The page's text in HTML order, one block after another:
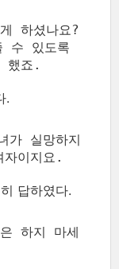
하셨나요?
수 있도록
했죠.
.
가 실망하지
이지요.
답하였다.
하지 마세